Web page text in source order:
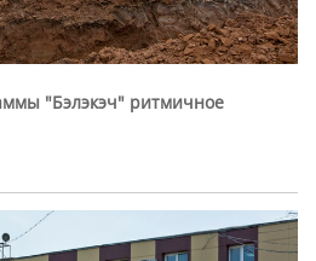
"Бэлэкэч" ритмичное